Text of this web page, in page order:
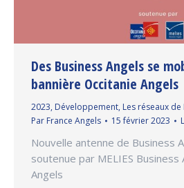
Des Business Angels se
bannière Occitanie Angels
2023, Développement, Les réseaux
Par France Angels 15 février 2023
Nouvelle antenne de Business
soutenue par MELIES Business
Angels